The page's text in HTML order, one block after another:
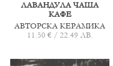
ЛАВАНДУЛА ЧАША
КАФЕ
АВТОРСКА КЕРАМИКА
11.50 € / 22.49 ЛВ.